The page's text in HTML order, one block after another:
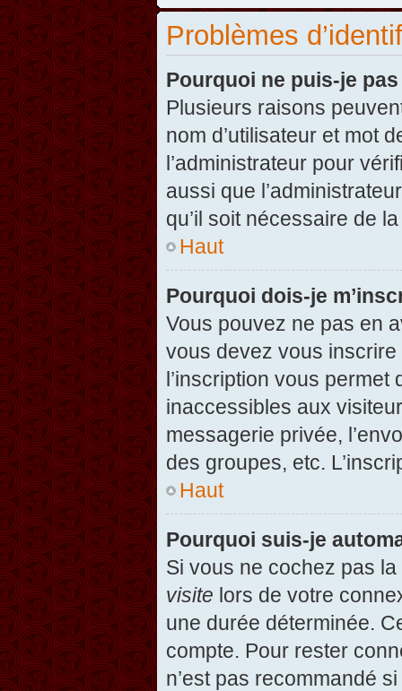
Problèmes
Pourquoi ne puis-je
Plusieurs raisons
nom d’utilisateur et mot
l’administrateur pour
aussi que
qu’il soit nécessaire de
Haut
Pourquoi dois-je
Vous pouvez ne pas en
vous devez vous
l’inscription vous
inaccessibles aux
messagerie privée,
des groupes, etc.
Haut
Pourquoi suis-je
Si vous ne cochez pas
visite lors de votre
une durée déterminée.
compte. Pour rester
n’est pas recommandé